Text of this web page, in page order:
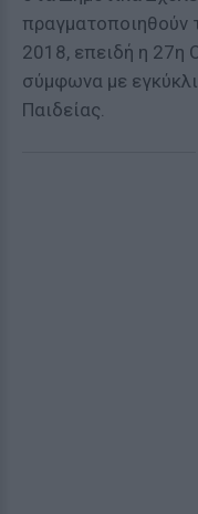
πραγματοποιηθούν
2018, επειδή η 27η
σύμφωνα με
Παιδείας.